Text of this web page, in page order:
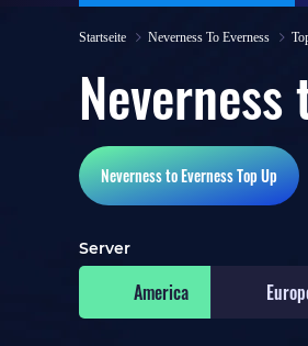
Startseite Neverness To Everness
Neverness
Neverness to EvernessTop Up
Server
America